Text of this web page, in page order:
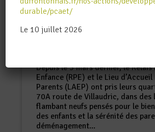
BOULOC : UN
Depuis le 3 mars dernier, le
Enfance (RPE) et le Lieu
Parents (LAEP) ont pris leurs
70A route de Villaudric, dans des
flambant neufs pensés pour le
des enfants et la sérénité des
déménagement...
durable/pcaet/
Le 10 juillet 2026